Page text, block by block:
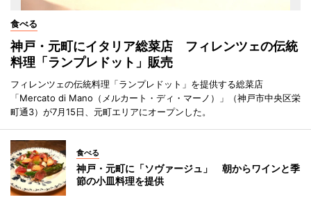
食べる
神戸・元町にイタリア総菜店 フィレンツェの伝統
料理「ランプレドット」販売
フィレンツェの伝統料理「ランプレドット」を提供する総菜店
「Mercato di Mano（メルカート・ディ・マーノ）」（神戸市中央区栄
町通3）が7月15日、元町エリアにオープンした。
食べる
神戸・元町に「ソヴァージュ」 朝からワインと季
節の小皿料理を提供